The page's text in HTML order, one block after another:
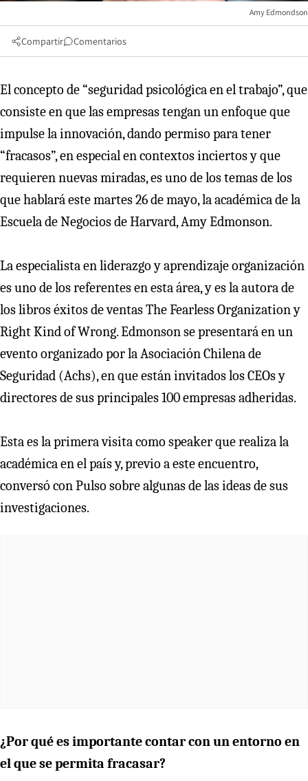
Amy Edmondson
Compartir Comentarios
El concepto de “seguridad psicológica en el trabajo”, que
consiste en que las empresas tengan un enfoque que
impulse la innovación, dando permiso para tener
“fracasos”, en especial en contextos inciertos y que
requieren nuevas miradas, es uno de los temas de los
que hablará este martes 26 de mayo, la académica de la
Escuela de Negocios de Harvard, Amy Edmonson.
La especialista en liderazgo y aprendizaje organización
es uno de los referentes en esta área, y es la autora de
los libros éxitos de ventas The Fearless Organization y
Right Kind of Wrong. Edmonson se presentará en un
evento organizado por la Asociación Chilena de
Seguridad (Achs), en que están invitados los CEOs y
directores de sus principales 100 empresas adheridas.
Esta es la primera visita como speaker que realiza la
académica en el país y, previo a este encuentro,
conversó con Pulso sobre algunas de las ideas de sus
investigaciones.
¿Por qué es importante contar con un entorno en
el que se permita fracasar?